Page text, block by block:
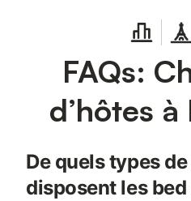
FAQs:
d’hôtes
De quels types
disposent les